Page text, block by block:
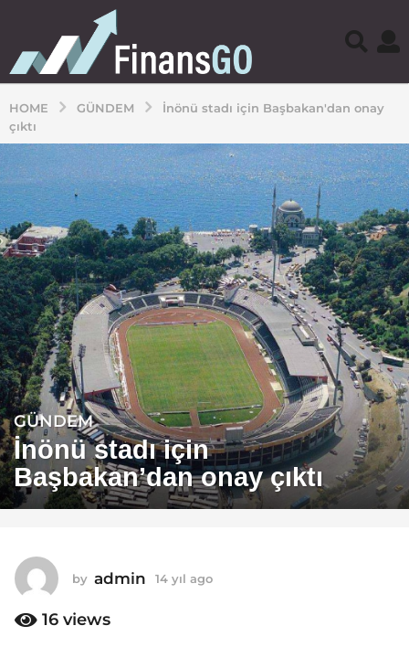
HOME GÜNDEM
İnönü stadı için Başbakan'dan onay
çıktı
1
4
y
ı
l
o
1
4
GÜNDEM
İnönü stadı için
Başbakan’dan onay çıktı
by admin 14 yıl ago
16 views